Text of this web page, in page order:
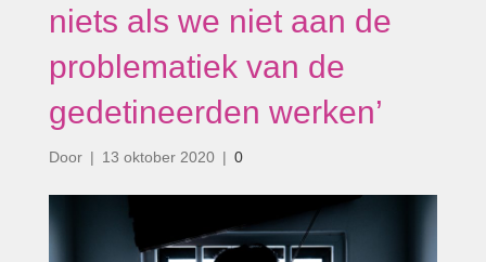
niets als we niet aan de
problematiek van de
gedetineerden werken’
Door | 13 oktober 2020 | 0